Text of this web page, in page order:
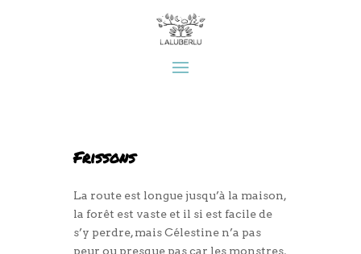
Frissons
La route est longue jusqu’à la maison,
la forêt est vaste et il si est facile de
s’y perdre, mais Célestine n’a pas
peur ou presque pas car les monstres,